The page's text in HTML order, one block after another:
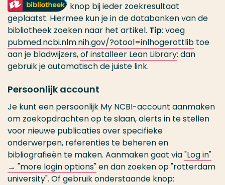
knop bij ieder zoekresultaat
geplaatst. Hiermee kun je in de databanken van de
bibliotheek zoeken naar het artikel. Tip: voeg
pubmed.ncbi.nlm.nih.gov/?otool=inlhogerottlib toe
aan je bladwijzers,of installeer Lean Library: dan
gebruik je automatisch de juiste link.
Persoonlijk account
Je kunt een persoonlijk My NCBI-account aanmaken
om zoekopdrachten op te slaan, alerts in te stellen
voor nieuwe publicaties over specifieke
onderwerpen, referenties te beheren en
bibliografieën te maken. Aanmaken gaat via"Log in"
→ "more login options"en dan zoeken op "rotterdam
university". Of gebruik onderstaande knop: